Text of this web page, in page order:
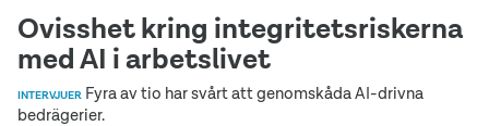
Ovisshet kring integritetsriskerna
med AI i arbetslivet
INTERVJUER Fyra av tio har svårt att genomskåda AI-drivna
bedrägerier.